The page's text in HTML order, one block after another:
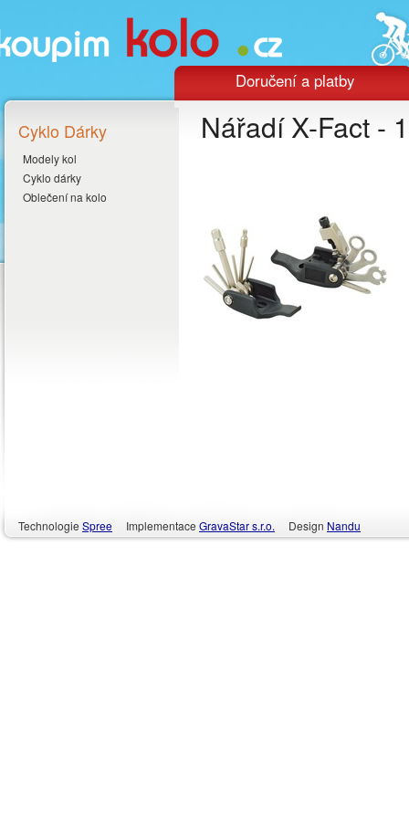
Doručení a platby
Cyklo Dárky
Modely kol
Cyklo dárky
Oblečení na kolo
Nářadí X-Fact -
Technologie Spree Implementace GravaStar s.r.o. Design Nandu